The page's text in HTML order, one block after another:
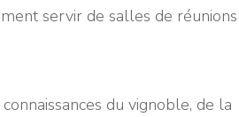
servir de salles de réunions
du vignoble, de la